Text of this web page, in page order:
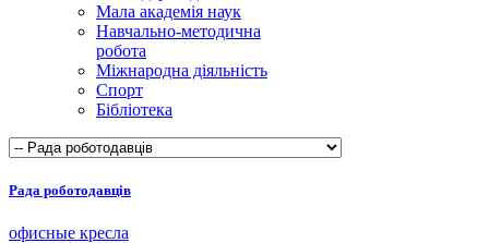
Мала академія наук
Навчально-методична
робота
Міжнародна діяльність
Спорт
Бібліотека
Рада роботодавців
офисные кресла